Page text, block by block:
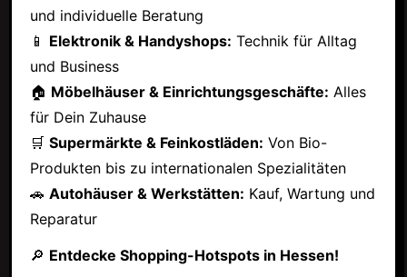
und individuelle Beratung
📱 Elektronik & Handyshops: Technik für Alltag
und Business
🏠 Möbelhäuser & Einrichtungsgeschäfte: Alles
für Dein Zuhause
🛒 Supermärkte & Feinkostläden: Von Bio-
Produkten bis zu internationalen Spezialitäten
🚗 Autohäuser & Werkstätten: Kauf, Wartung und
Reparatur
🔎 Entdecke Shopping-Hotspots in Hessen!